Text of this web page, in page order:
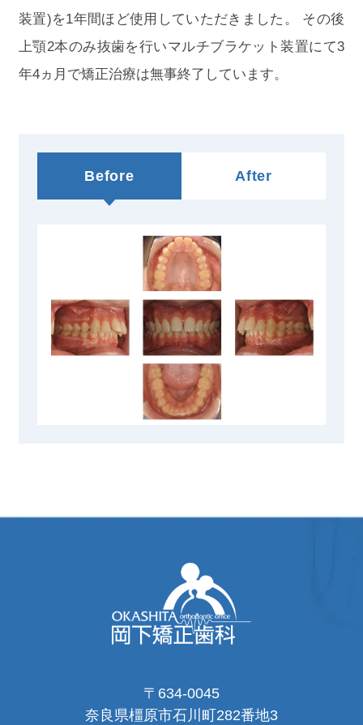
装置)を1年間ほど使用していただきました。 その後
上顎2本のみ抜歯を行いマルチブラケット装置にて3
年4ヵ月で矯正治療は無事終了しています。
Before After
〒634-0045
奈良県橿原市石川町282番地3